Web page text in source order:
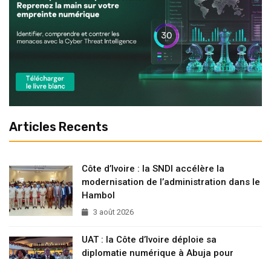
Articles Recents
Côte d’Ivoire : la SNDI accélère la
modernisation de l’administration dans le
Hambol
3 août 2026
UAT : la Côte d’Ivoire déploie sa
diplomatie numérique à Abuja pour